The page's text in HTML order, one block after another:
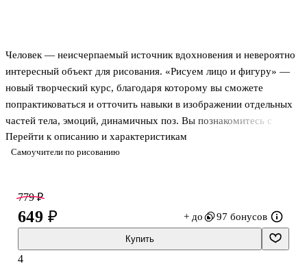
Самоучители по рисованию
Человек — неисчерпаемый источник вдохновения и невероятно
интересный объект для рисования. «Рисуем лицо и фигуру» —
новый творческий курс, благодаря которому вы сможете
попрактиковаться и отточить навыки в изображении отдельных
частей тела, эмоций, динамичных поз. Вы познакомитесь с
основами изображения людей — от создания контуров и форм
до работы с объемом и передачи движения. А после сможете
научитесь быстро и легко делать наброски портретов, а также
рисовать людей в разных позах, используя правильные
пропорции. Всего четыре простых шага отделяют вас от того,
чтобы стать н
Перейти к описанию и характеристикам
779 ₽
649 ₽ + до 97 бонусов
Купить
4